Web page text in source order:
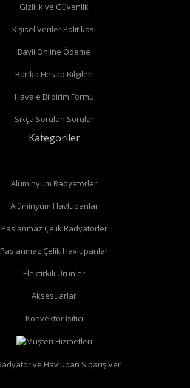
Gizlilik ve Güvenlik
Kişisel Veriler Politikası
Bayii Online Ödeme
Banka Hesap Bilgileri
Havale Bildirim Formu
Sıkça Sorulan Sorular
Kategoriler
Alüminyum Radyatörler
Alüminyum Havlupanlar
Paslanmaz Çelik Radyatörler
Paslanmaz Çelik Havlupanlar
Elektirkili Ürünler
Aksesuarlar
Konvektör Isıtıcı